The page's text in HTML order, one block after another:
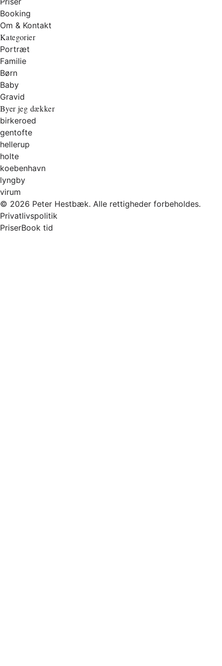
Booking
Om & Kontakt
Kategorier
Portræt
Familie
Børn
Baby
Gravid
Byer jeg dækker
birkeroed
gentofte
hellerup
holte
koebenhavn
lyngby
virum
© 2026 Peter Hestbæk. Alle rettigheder forbeholdes.
Privatlivspolitik
PriserBook tid